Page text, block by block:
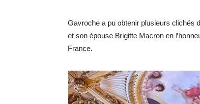
Gavroche a pu obtenir plusieurs clichés
et son épouse Brigitte Macron en
France.